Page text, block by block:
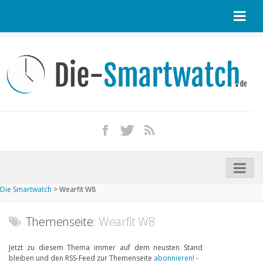
Kontakt / Tipp geben
Impressum
iPhone kaufen
Startseite
Aktuelle Smartwatches im Test
Die Smartwatch >Wearfit W8
Themenseite: Wearfit W8
Jetzt zu diesem Thema immer auf dem neusten Stand
bleiben und den RSS-Feed zur Themenseite abonnieren! -